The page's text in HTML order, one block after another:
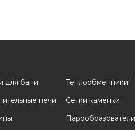
для бани
печи
Теплообменники
Сетки каменки
Парообразователи